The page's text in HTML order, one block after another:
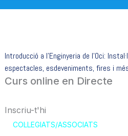
Introducció a l’Enginyeria de l’Oci:
espectacles, esdeveniments, fires i
Curs online en Directe
Inscriu-t'hi
COL·LEGIATS/ASSOCIATS